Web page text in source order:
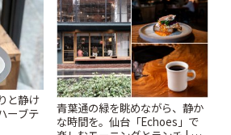
と静け
ーブテ
青葉通の緑を眺めながら、静か
な時間を。仙台「Echoes」で